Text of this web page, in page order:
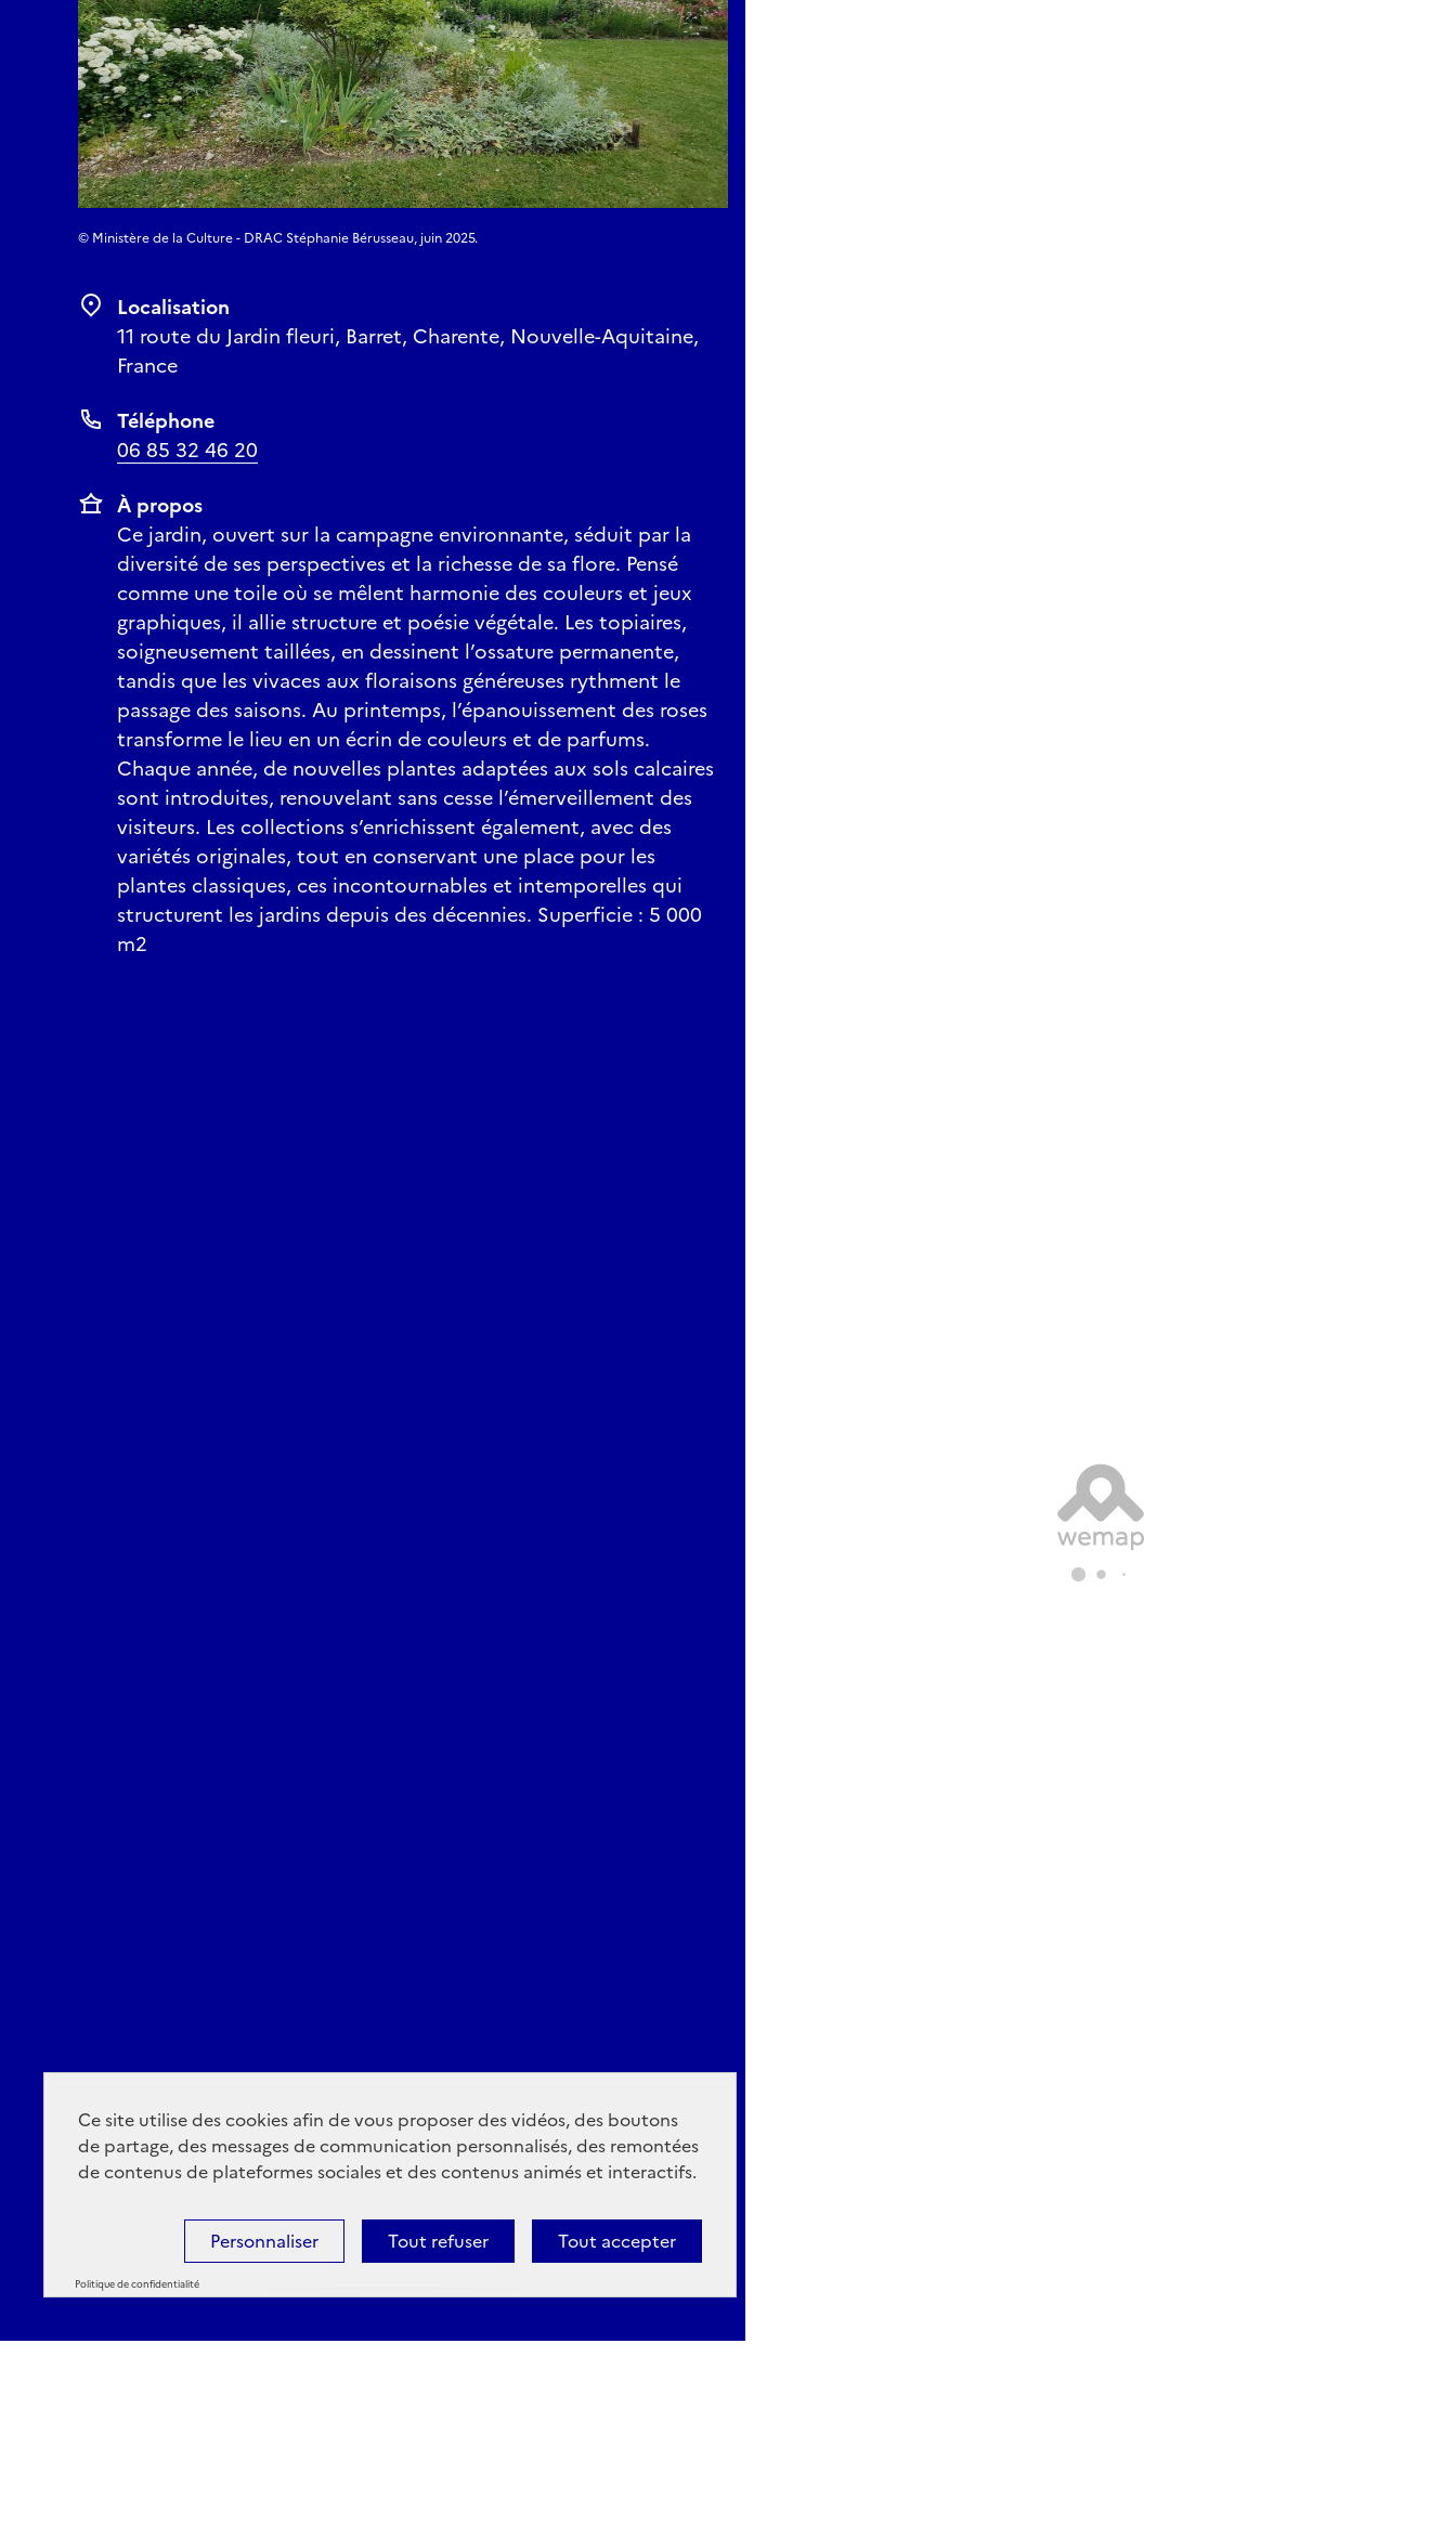
Ce site utilise des cookies afin de vous proposer des vidéos, des boutons
de partage, des messages de communication personnalisés, des remontées
de contenus de plateformes sociales et des contenus animés et interactifs.
Tout accepter
Tout refuser
Personnaliser
Politique de confidentialité
© Ministère de la Culture - DRAC Stéphanie Bérusseau, juin 2025.
Localisation
11 route du Jardin fleuri, Barret, Charente, Nouvelle-Aquitaine,
France
Téléphone
06 85 32 46 20
À propos
Ce jardin, ouvert sur la campagne environnante, séduit par la
diversité de ses perspectives et la richesse de sa flore. Pensé
comme une toile où se mêlent harmonie des couleurs et jeux
graphiques, il allie structure et poésie végétale. Les topiaires,
soigneusement taillées, en dessinent l’ossature permanente,
tandis que les vivaces aux floraisons généreuses rythment le
passage des saisons. Au printemps, l’épanouissement des roses
transforme le lieu en un écrin de couleurs et de parfums.
Chaque année, de nouvelles plantes adaptées aux sols calcaires
sont introduites, renouvelant sans cesse l’émerveillement des
visiteurs. Les collections s’enrichissent également, avec des
variétés originales, tout en conservant une place pour les
plantes classiques, ces incontournables et intemporelles qui
structurent les jardins depuis des décennies. Superficie : 5 000
m2